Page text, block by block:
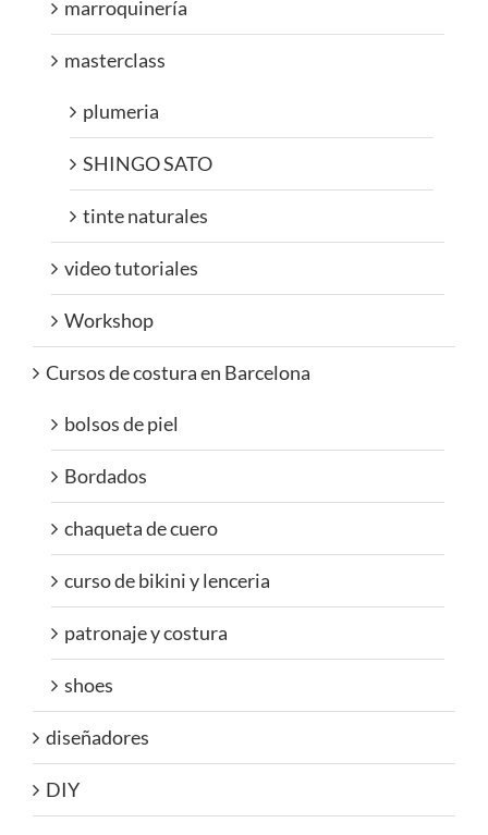
marroquinería
masterclass
plumeria
SHINGO SATO
tinte naturales
video tutoriales
Workshop
Cursos de costura en Barcelona
bolsos de piel
Bordados
chaqueta de cuero
curso de bikini y lenceria
patronaje y costura
shoes
diseñadores
DIY